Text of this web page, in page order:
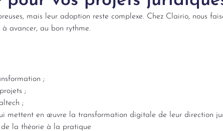
mais leur adoption reste complexe. Chez Clairio, nous
avancer, au bon rythme.
;
;
;
mettent en œuvre la transformation digitale de leur direction
de la théorie à la pratique